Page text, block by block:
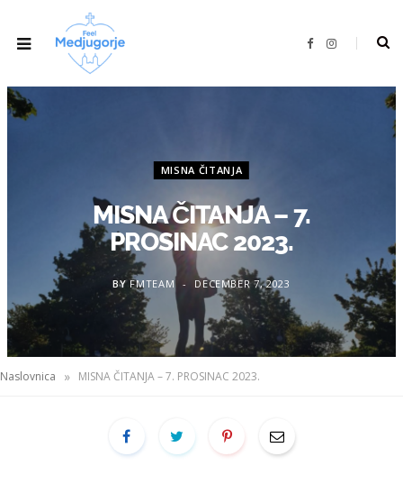
F
b
I
a
MISNA ČITANJA
MISNA ČITANJA – 7.
PROSINAC 2023.
BY FMTEAM DECEMBER 7, 2023
Naslovnica » MISNA ČITANJA – 7. PROSINAC 2023.